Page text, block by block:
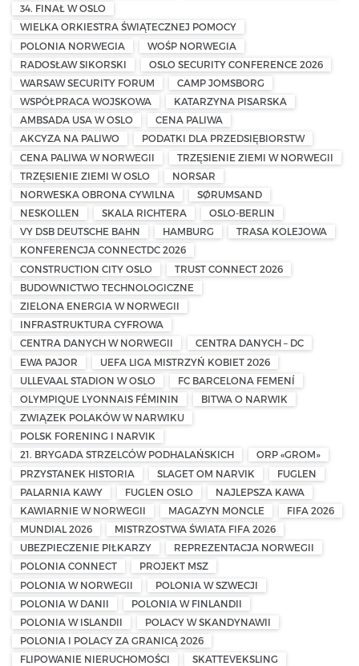
34. FINAŁ W OSLO
WIELKA ORKIESTRA ŚWIĄTECZNEJ POMOCY
POLONIA NORWEGIA
WOŚP NORWEGIA
RADOSŁAW SIKORSKI
OSLO SECURITY CONFERENCE 2026
WARSAW SECURITY FORUM
CAMP JOMSBORG
WSPÓŁPRACA WOJSKOWA
KATARZYNA PISARSKA
AMBSADA USA W OSLO
CENA PALIWA
AKCYZA NA PALIWO
PODATKI DLA PRZEDSIĘBIORSTW
CENA PALIWA W NORWEGII
TRZĘSIENIE ZIEMI W NORWEGII
TRZĘSIENIE ZIEMI W OSLO
NORSAR
NORWESKA OBRONA CYWILNA
SØRUMSAND
NESKOLLEN
SKALA RICHTERA
OSLO-BERLIN
VY DSB DEUTSCHE BAHN
HAMBURG
TRASA KOLEJOWA
KONFERENCJA CONNECTDC 2026
CONSTRUCTION CITY OSLO
TRUST CONNECT 2026
BUDOWNICTWO TECHNOLOGICZNE
ZIELONA ENERGIA W NORWEGII
INFRASTRUKTURA CYFROWA
CENTRA DANYCH W NORWEGII
CENTRA DANYCH – DC
EWA PAJOR
UEFA LIGA MISTRZYŃ KOBIET 2026
ULLEVAAL STADION W OSLO
FC BARCELONA FEMENÍ
OLYMPIQUE LYONNAIS FÉMININ
BITWA O NARWIK
ZWIĄZEK POLAKÓW W NARWIKU
POLSK FORENING I NARVIK
21. BRYGADA STRZELCÓW PODHALAŃSKICH
ORP «GROM»
PRZYSTANEK HISTORIA
SLAGET OM NARVIK
FUGLEN
PALARNIA KAWY
FUGLEN OSLO
NAJLEPSZA KAWA
KAWIARNIE W NORWEGII
MAGAZYN MONCLE
FIFA 2026
MUNDIAL 2026
MISTRZOSTWA ŚWIATA FIFA 2026
UBEZPIECZENIE PIŁKARZY
REPREZENTACJA NORWEGII
POLONIA CONNECT
PROJEKT MSZ
POLONIA W NORWEGII
POLONIA W SZWECJI
POLONIA W DANII
POLONIA W FINLANDII
POLONIA W ISLANDII
POLACY W SKANDYNAWII
POLONIA I POLACY ZA GRANICĄ 2026
FLIPOWANIE NIERUCHOMOŚCI
SKATTEVEKSLING